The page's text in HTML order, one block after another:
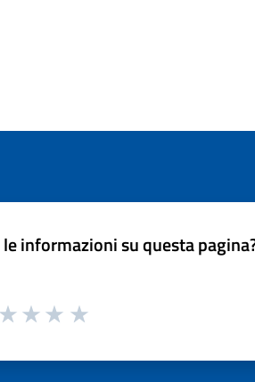
informazioni su questa